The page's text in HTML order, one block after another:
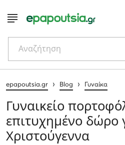
Αναζήτηση
epapoutsia.gr › Blog › Γυναίκα
Γυναικείο
επιτυχημένο δώρο
Χριστούγεννα